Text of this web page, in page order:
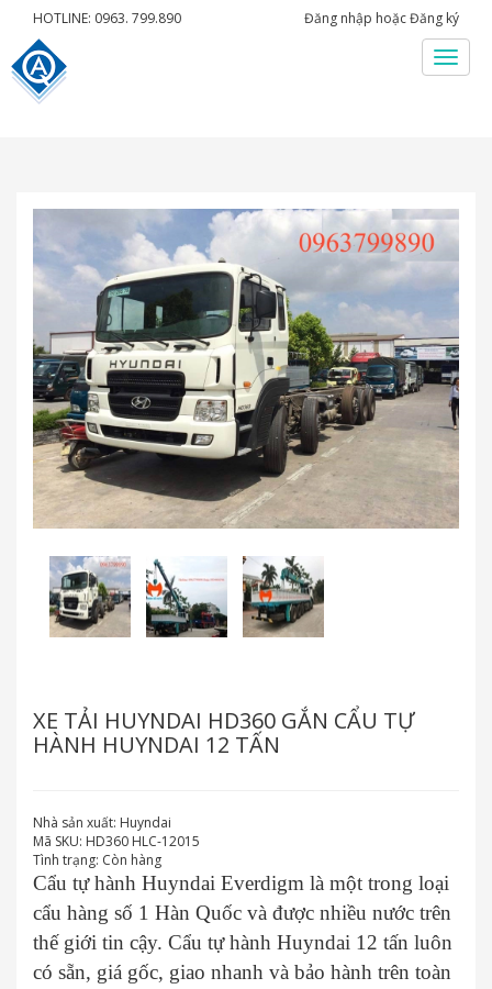
HOTLINE: 0963. 799.890 Đăng nhập hoặcĐăng ký
Menu
XE TẢI HUYNDAI HD360 GẮN CẨU TỰ
HÀNH HUYNDAI 12 TẤN
Nhà sản xuất: Huyndai
Mã SKU: HD360 HLC-12015
Tình trạng: Còn hàng
Cẩu tự hành Huyndai Everdigm là một trong loại
cẩu hàng số 1 Hàn Quốc và được nhiều nước trên
thế giới tin cậy. Cẩu tự hành Huyndai 12 tấn luôn
có sẵn, giá gốc, giao nhanh và bảo hành trên toàn